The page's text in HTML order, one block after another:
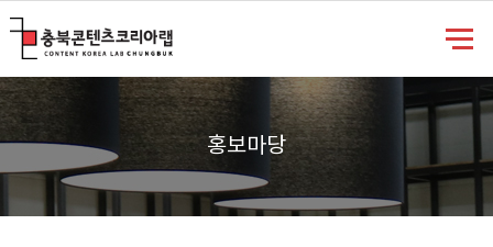
홍보마당